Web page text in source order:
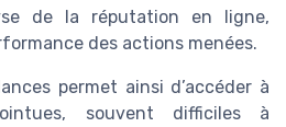
de la réputation en ligne,
des actions menées.
permet ainsi d’accéder à
souvent difficiles à